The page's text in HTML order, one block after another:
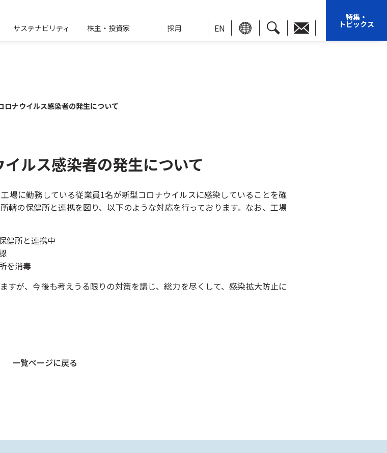
サステナビリティ 株主・投資家 採用 EN
特集・
トピックス
ロナウイルス感染者の発生について
ルス感染者の発生について
場に勤務している従業員1名が新型コロナウイルスに感染していることを確
轄の保健所と連携を図り、以下のような対応を行っております。なお、工場
健所と連携中
を消毒
すが、今後も考えうる限りの対策を講じ、総力を尽くして、感染拡大防止に
一覧ページに戻る